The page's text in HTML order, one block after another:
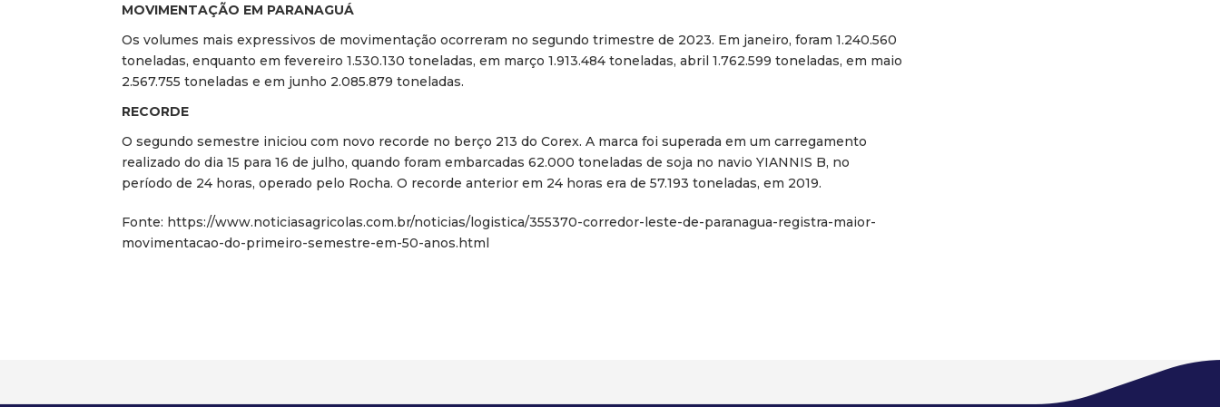
MOVIMENTAÇÃO EM PARANAGUÁ
Os volumes mais expressivos de movimentação ocorreram no segundo trimestre de 2023. Em janeiro, foram 1.240.560
toneladas, enquanto em fevereiro 1.530.130 toneladas, em março 1.913.484 toneladas, abril 1.762.599 toneladas, em maio
2.567.755 toneladas e em junho 2.085.879 toneladas.
RECORDE
O segundo semestre iniciou com novo recorde no berço 213 do Corex. A marca foi superada em um carregamento
realizado do dia 15 para 16 de julho, quando foram embarcadas 62.000 toneladas de soja no navio YIANNIS B, no
período de 24 horas, operado pelo Rocha. O recorde anterior em 24 horas era de 57.193 toneladas, em 2019.
Fonte: https://www.noticiasagricolas.com.br/noticias/logistica/355370-corredor-leste-de-paranagua-registra-maior-
movimentacao-do-primeiro-semestre-em-50-anos.html